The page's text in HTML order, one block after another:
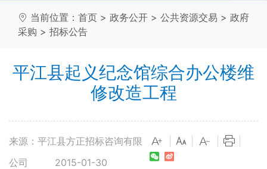
当前位置： 首页 > 政务公开 > 公共资源交易 > 政府
采购 > 招标公告
平江县起义纪念馆综合办公楼维
修改造工程
来源：平江县方正招标咨询有限
公司
2015-01-30